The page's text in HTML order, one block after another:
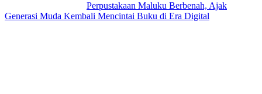
Perpustakaan Maluku Berbenah, Ajak
Generasi Muda Kembali Mencintai Buku di Era Digital